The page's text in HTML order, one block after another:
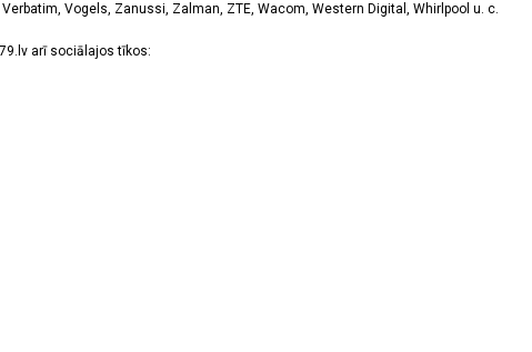
Vogels, Zanussi, Zalman, ZTE, Wacom, Western Digital, Whirlpool u. c.
arī sociālajos tīkos: